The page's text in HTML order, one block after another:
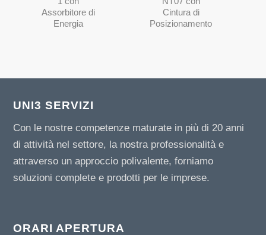
Assorbitore di
Energia
Cintura di
Posizionamento
UNI3 SERVIZI
Con le nostre competenze maturate in più di 20 anni
di attività nel settore, la nostra professionalità e
attraverso un approccio polivalente, forniamo
soluzioni complete e prodotti per le imprese.
ORARI APERTURA